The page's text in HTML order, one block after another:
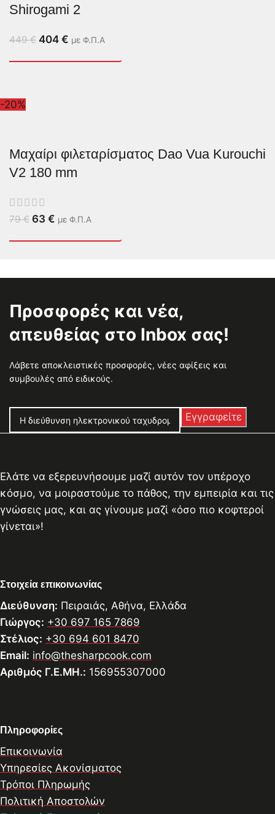
Shirogami 2
449€ 404 € με Φ.Π.Α
-20%
Μαχαίρι φιλεταρίσματος Dao Vua Kurouchi
V2 180 mm
79€ 63 € με Φ.Π.Α
Προσφορές και νέα,
απευθείας στο Inbox σας!
Λάβετε αποκλειστικές προσφορές, νέες αφίξεις και
συμβουλές από ειδικούς.
Ελάτε να εξερευνήσουμε μαζί αυτόν τον υπέροχο
κόσμο, να μοιραστούμε το πάθος, την εμπειρία και τις
γνώσεις μας, και ας γίνουμε μαζί «όσο πιο κοφτεροί
γίνεται»!
Στοιχεία επικοινωνίας
Διεύθυνση: Πειραιάς, Αθήνα, Ελλάδα
Γιώργος: +30 697 165 7869
Στέλιος: +30 694 601 8470
Email: info@thesharpcook.com
Αριθμός Γ.Ε.ΜΗ.: 156955307000
Πληροφορίες
Επικοινωνία
Υπηρεσίες Ακονίσματος
Τρόποι Πληρωμής
Πολιτική Αποστολών